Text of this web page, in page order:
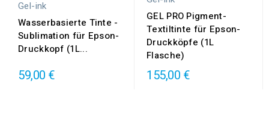
Gel-ink
Wasserbasierte Tinte -
Sublimation für Epson-
Druckkopf (1L...
59,00 €
GEL PRO Pigment-
Textiltinte für Epson-
Druckköpfe (1L
Flasche)
155,00 €